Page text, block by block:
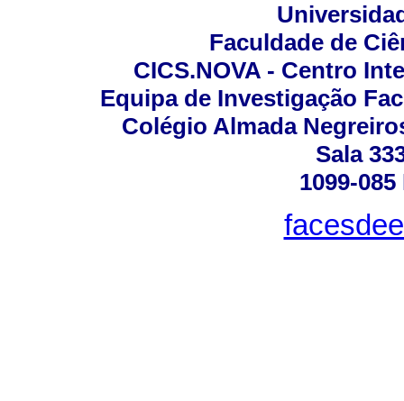
Faculdade de
CICS.NOVA - Centro
Equipa de Investigação
Colégio Almada
Sala
1099-